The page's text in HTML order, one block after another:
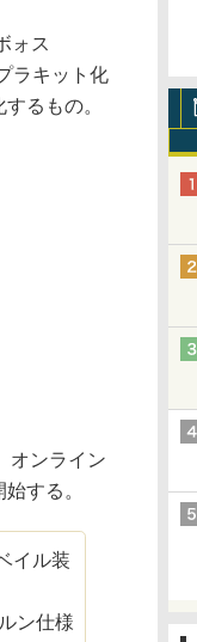
ォス
ラキット化
るもの。
オンライン
する。
イル装
ン仕様